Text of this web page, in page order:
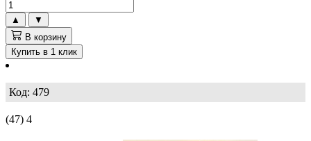
▲
▼
В корзину
Купить в 1 клик
Код: 479
(47) 4